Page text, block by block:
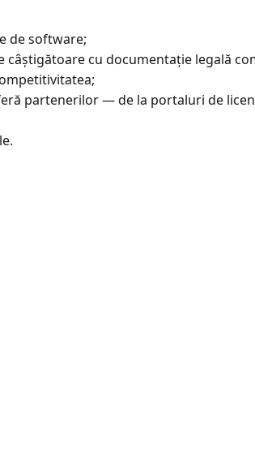
de software;
cu documentație legală
partenerilor — de la portaluri de